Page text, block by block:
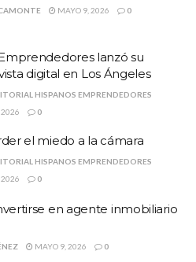
MAYO 9, 2026 0
lanzó su
digital en Los Ángeles
HISPANOS EMPRENDEDORES
2026
0
el miedo a la cámara
HISPANOS EMPRENDEDORES
2026
0
en agente inmobiliario
MAYO 9, 2026 0